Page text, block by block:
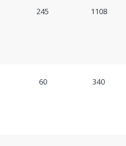
245 1108
60 340